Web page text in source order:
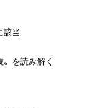
該当
〟を読み解く